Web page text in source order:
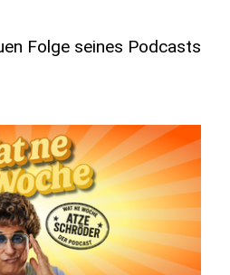
Folge seines Podcasts